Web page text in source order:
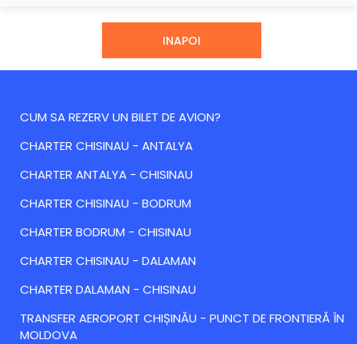
INAPOI
CUM SA REZERV UN BILET DE AVION?
CHARTER CHISINAU - ANTALYA
CHARTER ANTALYA - CHISINAU
CHARTER CHISINAU - BODRUM
CHARTER BODRUM - CHISINAU
CHARTER CHISINAU - DALAMAN
CHARTER DALAMAN - CHISINAU
TRANSFER AEROPORT CHIȘINĂU - PUNCT DE FRONTIERĂ ÎN
MOLDOVA